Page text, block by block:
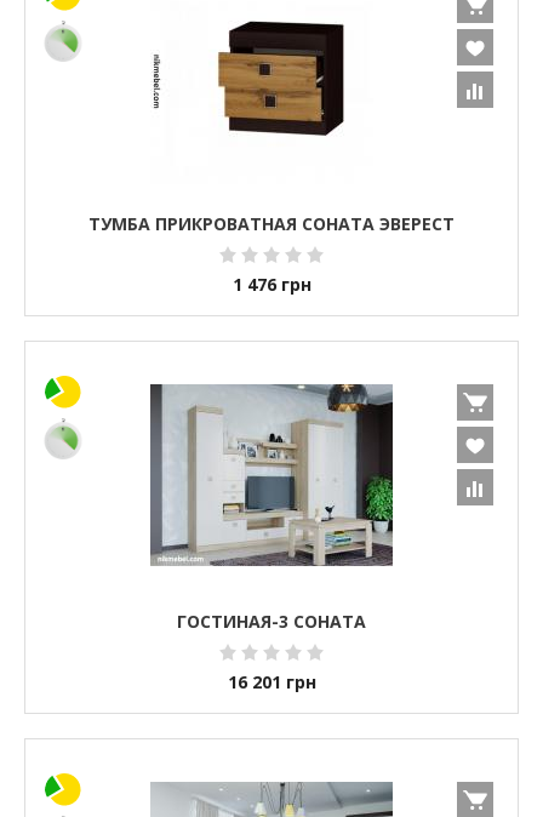
ТУМБА ПРИКРОВАТНАЯ СОНАТА ЭВЕРЕСТ
1 476 грн
ГОСТИНАЯ-3 СОНАТА
16 201 грн